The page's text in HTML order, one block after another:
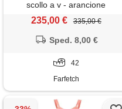
scollo a v - arancione
235,00 € 335,00 €
Sped. 8,00 €
42
Farfetch